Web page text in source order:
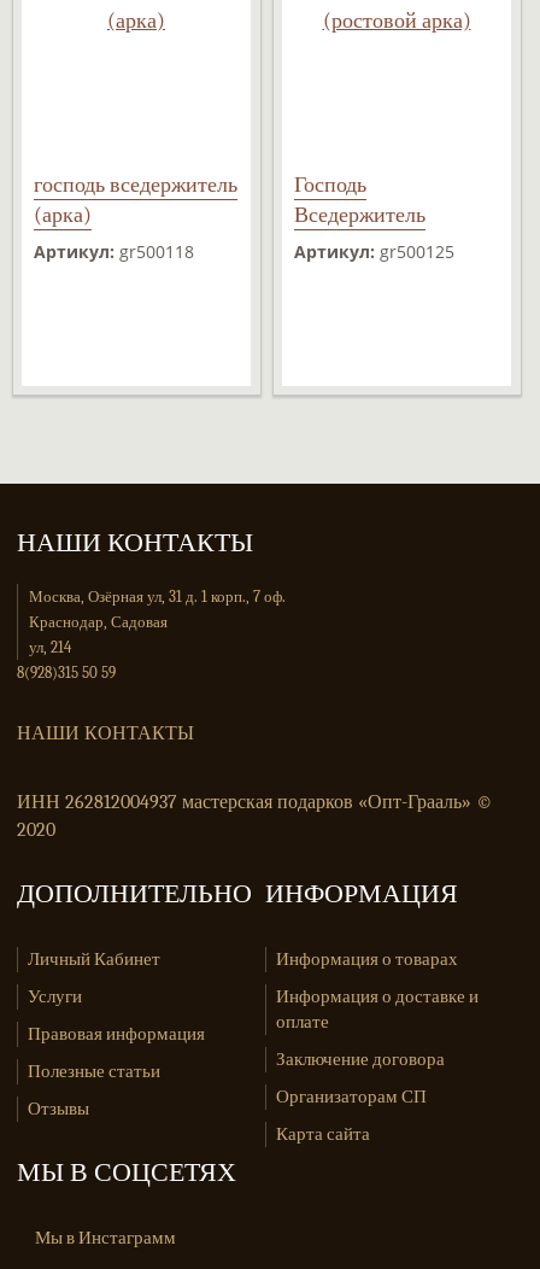
господь вседержитель
(арка)
Артикул: gr500118
Господь
Вседержитель
(ростовой арка)
Артикул: gr500125
НАШИ КОНТАКТЫ
Москва, Озёрная ул, 31 д. 1 корп., 7 оф.
Краснодар, Садовая
ул, 214
8(928)315 50 59
НАШИ КОНТАКТЫ
ИНН 262812004937 мастерская подарков «Опт-Грааль» ©
2020
ДОПОЛНИТЕЛЬНО
Личный Кабинет
Услуги
Правовая информация
Полезные статьи
Отзывы
ИНФОРМАЦИЯ
Информация о товарах
Информация о доставке и
оплате
Заключение договора
Организаторам СП
Карта сайта
МЫ В СОЦСЕТЯХ
Мы в Инстаграмм